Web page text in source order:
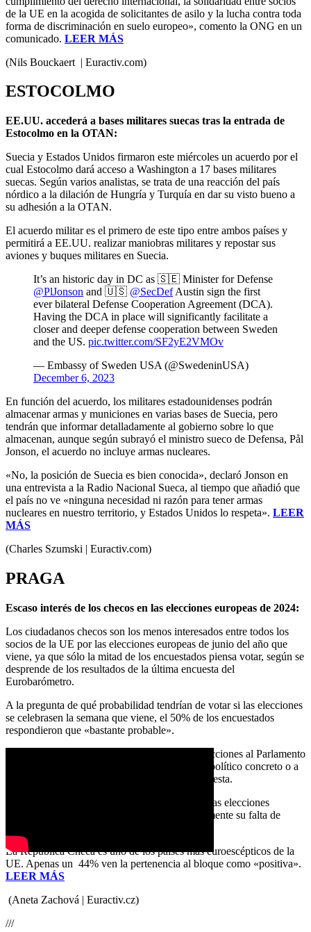
de la UE en la acogida de solicitantes de asilo y la lucha contra toda
forma de discriminación en suelo europeo», comento la ONG en un
comunicado. LEER MÁS
(Nils Bouckaert | Euractiv.com)
ESTOCOLMO
EE.UU. accederá a bases militares suecas tras la entrada de
Estocolmo en la OTAN:
Suecia y Estados Unidos firmaron este miércoles un acuerdo por el
cual Estocolmo dará acceso a Washington a 17 bases militares
suecas. Según varios analistas, se trata de una reacción del país
nórdico a la dilación de Hungría y Turquía en dar su visto bueno a
su adhesión a la OTAN.
El acuerdo militar es el primero de este tipo entre ambos países y
permitirá a EE.UU. realizar maniobras militares y repostar sus
aviones y buques militares en Suecia.
It’s an historic day in DC as 🇸🇪 Minister for Defense
@PlJonson and 🇺🇸 @SecDefAustin sign the first
ever bilateral Defense Cooperation Agreement (DCA).
Having the DCA in place will significantly facilitate a
closer and deeper defense cooperation between Sweden
and the US. pic.twitter.com/SF2yE2VMOv
— Embassy of Sweden USA (@SwedeninUSA)
December 6, 2023
En función del acuerdo, los militares estadounidenses podrán
almacenar armas y municiones en varias bases de Suecia, pero
tendrán que informar detalladamente al gobierno sobre lo que
almacenan, aunque según subrayó el ministro sueco de Defensa, Pål
Jonson, el acuerdo no incluye armas nucleares.
«No, la posición de Suecia es bien conocida», declaró Jonson en
una entrevista a la Radio Nacional Sueca, al tiempo que añadió que
el país no ve «ninguna necesidad ni razón para tener armas
nucleares en nuestro territorio, y Estados Unidos lo respeta». LEER
MÁS
(Charles Szumski | Euractiv.com)
PRAGA
Escaso interés de los checos en las elecciones europeas de 2024:
Los ciudadanos checos son los menos interesados entre todos los
socios de la UE por las elecciones europeas de junio del año que
viene, ya que sólo la mitad de los encuestados piensa votar, según se
desprende de los resultados de la última encuesta del
Eurobarómetro.
A la pregunta de qué probabilidad tendrían de votar si las elecciones
se celebrasen la semana que viene, el 50% de los encuestados
respondieron que «bastante probable».
La principal razón por la cual se vota en las elecciones al Parlamento
Europeo es la voluntad de apoyar a un partido político concreto o a
un determinado candidato, según indica la encuesta.
Entre las razones por las cuales no votarían en las elecciones
europeas, los checos mencionaron mayoritariamente su falta de
La República Checa es uno de los países más euroescépticos de la
UE. Apenas un 44% ven la pertenencia al bloque como «positiva».
LEER MÁS
(Aneta Zachová | Euractiv.cz)
///